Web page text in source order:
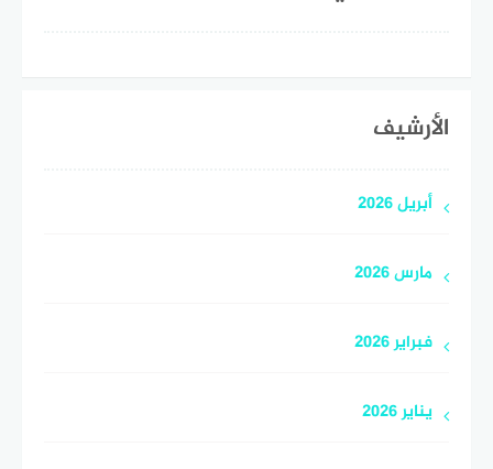
الأرشيف
أبريل 2026
مارس 2026
فبراير 2026
يناير 2026